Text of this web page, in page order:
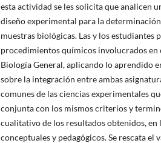
esta actividad se les solicita que analicen
diseño experimental para la
muestras biológicas. Las y los estudiantes
procedimientos químicos involucrados
Biología General, aplicando lo aprendido
sobre la integración entre ambas
comunes de las ciencias experimentales
conjunta con los mismos criterios y
cualitativo de los resultados obtenidos, en
conceptuales y pedagógicos. Se rescata el